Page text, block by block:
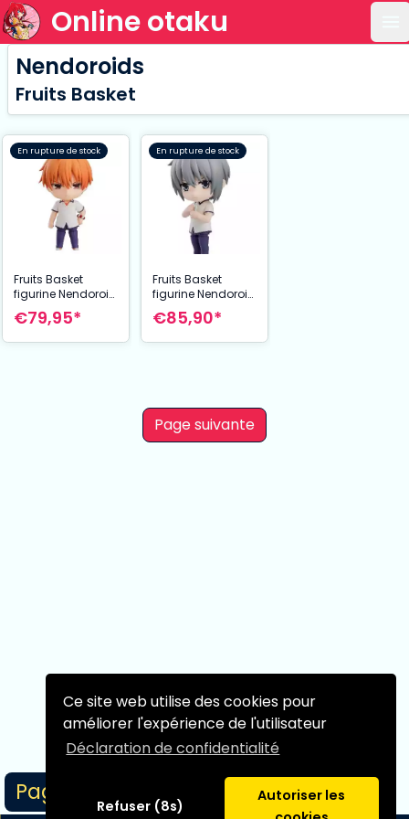
Ce site web utilise des cookies pour
améliorer l'expérience de l'utilisateur
Déclaration de confidentialité
Refuser (8s)
Autoriser les
Online otaku
Page 1/1
Nendoroids
Fruits Basket
En rupture de stock
Fruits Basket
figurine Nendoroid
Kyo Soma 10 cm
€79,95*
En rupture de stock
Fruits Basket
figurine Nendoroid
Yuki Soma 10 cm
€85,90*
Page suivante